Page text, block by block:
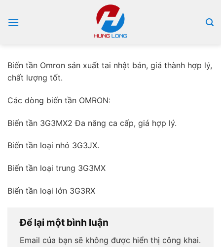
qua
Biến tần Omron sản xuất tai nhật bản, giá thành hợp lý,
chất lượng tốt.
Các dòng biến tần OMRON:
Biến tần 3G3MX2 Đa năng ca cấp, giá hợp lý.
Biến tần loại nhỏ 3G3JX.
Biến tần loại trung 3G3MX
Biến tần loại lớn 3G3RX
Để lại một bình luận
Email của bạn sẽ không được hiển thị công khai.